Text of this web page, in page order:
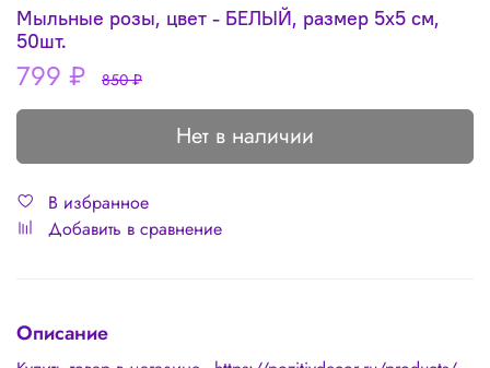
Мыльные розы, цвет - БЕЛЫЙ, размер 5х5 см,
50шт.
799 ₽ 850 ₽
Нет в наличии
В избранное
Добавить в сравнение
Описание